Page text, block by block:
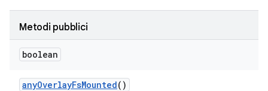
Metodi pubblici
boolean
anyOverlayFsMounted()